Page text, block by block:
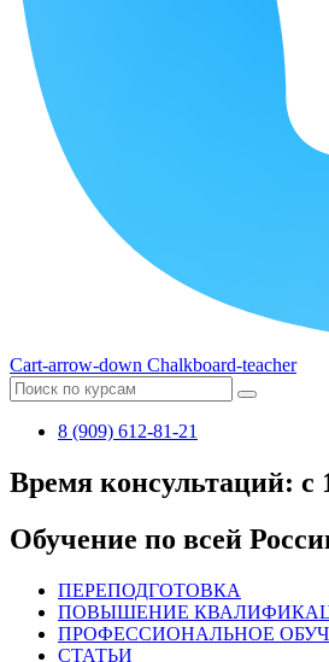
Cart-arrow-down Chalkboard-teacher
8 (909) 612-81-21
Время консультаций: с
Обучение по всей
ПЕРЕПОДГОТОВКА
ПОВЫШЕНИЕ
ПРОФЕССИОНАЛЬНОЕ
СТАТЬИ